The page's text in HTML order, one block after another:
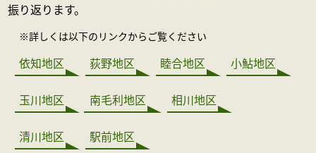
振り返ります。
※詳しくは以下のリンクからご覧ください
依知地区 荻野地区 睦合地区 小鮎地区
玉川地区 南毛利地区 相川地区
清川地区 駅前地区